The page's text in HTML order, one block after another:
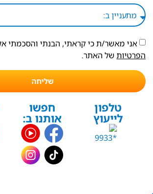
אני מאשר/ת כי קראתי, הבנתי והסכמתי
הפרטיות של האתר.
שליחה
טלפון
לייעוץ
חפשו
אותנו ב: